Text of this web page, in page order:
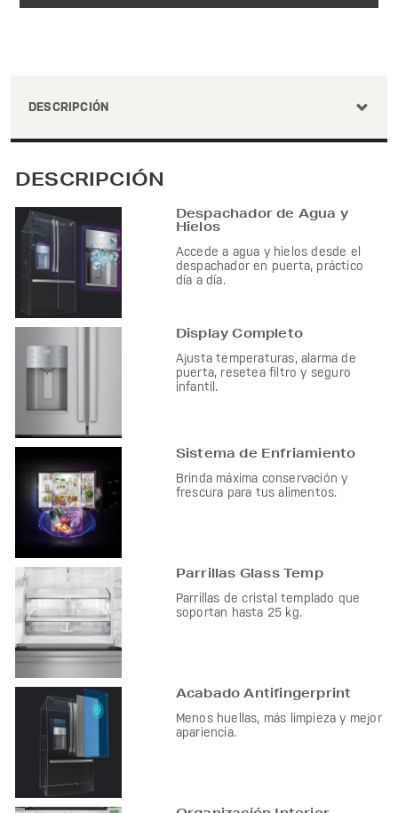
DESCRIPCIÓN
DESCRIPCIÓN
Despachador de Agua y
Hielos
Accede a agua y hielos desde el
despachador en puerta, práctico
día a día.
Display Completo
Ajusta temperaturas, alarma de
puerta, resetea filtro y seguro
infantil.
Sistema de Enfriamiento
Brinda máxima conservación y
frescura para tus alimentos.
Parrillas Glass Temp
Parrillas de cristal templado que
soportan hasta 25 kg.
Acabado Antifingerprint
Menos huellas, más limpieza y mejor
apariencia.